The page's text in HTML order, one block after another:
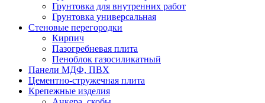
Грунтовка для внутренних работ
Грунтовка универсальная
Стеновые перегородки
Кирпич
Пазогребневая плита
Пеноблок газосиликатный
Панели МДФ, ПВХ
Цементно-стружечная плита
Крепежные изделия